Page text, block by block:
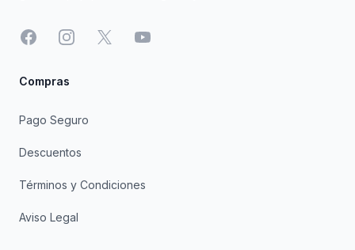
FacebookInstagram
X YouTube
Compras
Pago Seguro
Descuentos
Términos y Condiciones
Aviso Legal